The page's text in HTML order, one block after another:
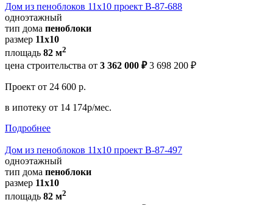
Дом из пеноблоков 11х10 проект В-87-688
одноэтажный
тип дома пеноблоки
размер 11x10
площадь 82 м2
цена строительства от 3 362 000 ₽ 3 698 200 ₽
Проект от 24 600 р.
в ипотеку от 14 174р/мес.
Подробнее
Дом из пеноблоков 11х10 проект В-87-497
одноэтажный
тип дома пеноблоки
размер 11х10
площадь 82 м2